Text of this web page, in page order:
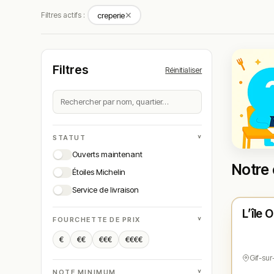
Filtres actifs : creperie✕
Filtres Réinitialiser
STATUT ˅
Ouverts maintenant
Étoiles Michelin
Service de livraison
FOURCHETTE DE PRIX ˅
€ €€ €€€ €€€€
NOTE MINIMUM ˅
Notre
★ N°
L’île
Gif-